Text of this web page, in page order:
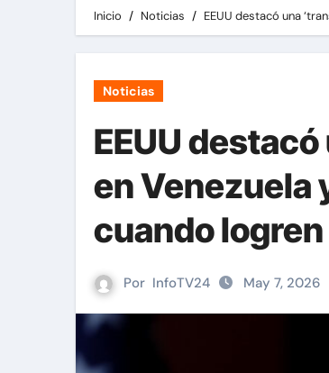
Inicio Noticias EEUU destacó una
Noticias
EEUU
en Venezuela
cuando logren
Por InfoTV24 May 7, 2026